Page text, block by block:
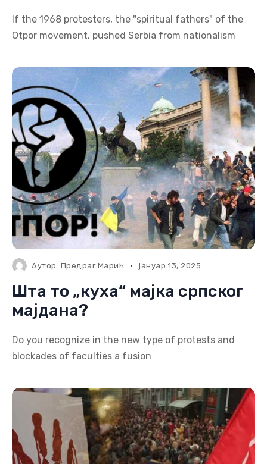
If the 1968 protesters, the "spiritual fathers" of the
Otpor movement, pushed Serbia from nationalism
Аутор: Предраг Марић јануар 13, 2025
Шта то „куха“ мајка српског
мајдана?
Do you recognize in the new type of protests and
blockades of faculties a fusion